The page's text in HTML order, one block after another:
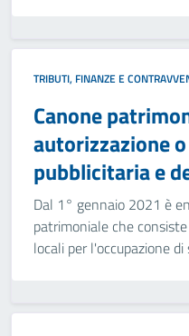
TRIBUTI, FINANZE E
Canone
autorizzazione
pubblicitaria e
Dal 1° gennaio 2021 è
patrimoniale che
locali per l'occupazione di